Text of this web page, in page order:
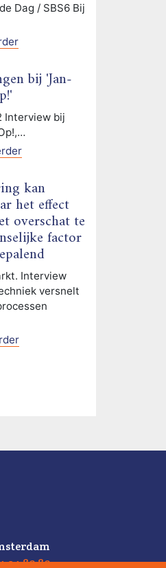
Dag / SBS6 Bij
bij 'Jan-
Interview bij
kan
het effect
overschat te
factor
Interview
versnelt
34 80 80